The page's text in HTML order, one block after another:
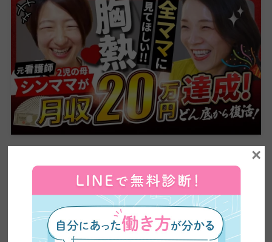
【全ママ必見】2児のシンママが脱サラしてWEBデザ
イナーに大転身した方法公開！
×